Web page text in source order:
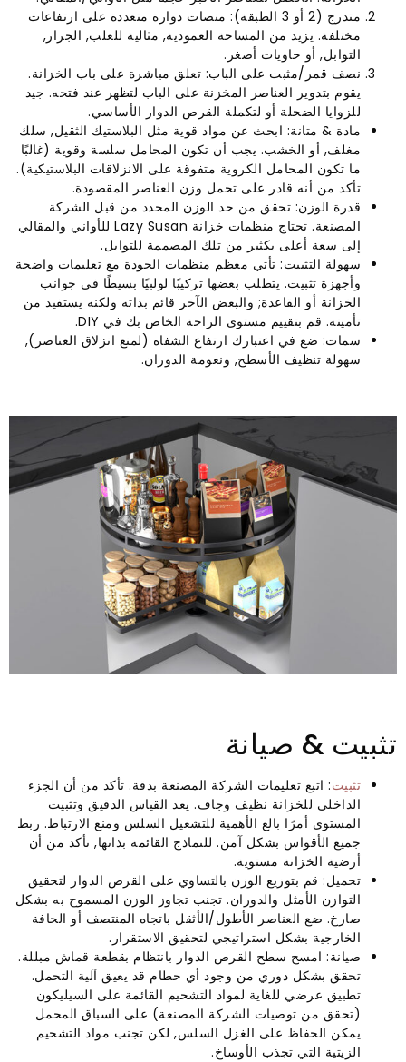
متدرج (2 أو 3 الطبقة): منصات دوارة متعددة على ارتفاعات
مختلفة. يزيد من المساحة العمودية, مثالية للعلب, الجرار,
التوابل, أو حاويات أصغر.
نصف قمر/مثبت على الباب: تعلق مباشرة على باب الخزانة.
يقوم بتدوير العناصر المخزنة على الباب لتظهر عند فتحه. جيد
للزوايا الضحلة أو لتكملة القرص الدوار الأساسي.
مادة & متانة: ابحث عن مواد قوية مثل البلاستيك الثقيل, سلك
مغلف, أو الخشب. يجب أن تكون المحامل سلسة وقوية (غالبًا
ما تكون المحامل الكروية متفوقة على الانزلاقات البلاستيكية).
تأكد من أنه قادر على تحمل وزن العناصر المقصودة.
قدرة الوزن: تحقق من حد الوزن المحدد من قبل الشركة
المصنعة. تحتاج منظمات خزانة Lazy Susan للأواني والمقالي
إلى سعة أعلى بكثير من تلك المصممة للتوابل.
سهولة التثبيت: تأتي معظم منظمات الجودة مع تعليمات واضحة
وأجهزة تثبيت. يتطلب بعضها تركيبًا لولبيًا بسيطًا في جوانب
الخزانة أو القاعدة; والبعض الآخر قائم بذاته ولكنه يستفيد من
تأمينه. قم بتقييم مستوى الراحة الخاص بك في DIY.
سمات: ضع في اعتبارك ارتفاع الشفاه (لمنع انزلاق العناصر),
سهولة تنظيف الأسطح, ونعومة الدوران.
تثبيت & صيانة
تثبيت: اتبع تعليمات الشركة المصنعة بدقة. تأكد من أن الجزء
الداخلي للخزانة نظيف وجاف. يعد القياس الدقيق وتثبيت
المستوى أمرًا بالغ الأهمية للتشغيل السلس ومنع الارتباط. ربط
جميع الأقواس بشكل آمن. للنماذج القائمة بذاتها, تأكد من أن
أرضية الخزانة مستوية.
تحميل: قم بتوزيع الوزن بالتساوي على القرص الدوار لتحقيق
التوازن الأمثل والدوران. تجنب تجاوز الوزن المسموح به بشكل
صارخ. ضع العناصر الأطول/الأثقل باتجاه المنتصف أو الحافة
الخارجية بشكل استراتيجي لتحقيق الاستقرار.
صيانة: امسح سطح القرص الدوار بانتظام بقطعة قماش مبللة.
تحقق بشكل دوري من وجود أي حطام قد يعيق آلية التحمل.
تطبيق عرضي للغاية لمواد التشحيم القائمة على السيليكون
(تحقق من توصيات الشركة المصنعة) على السباق المحمل
يمكن الحفاظ على الغزل السلس, لكن تجنب مواد التشحيم
الزيتية التي تجذب الأوساخ.